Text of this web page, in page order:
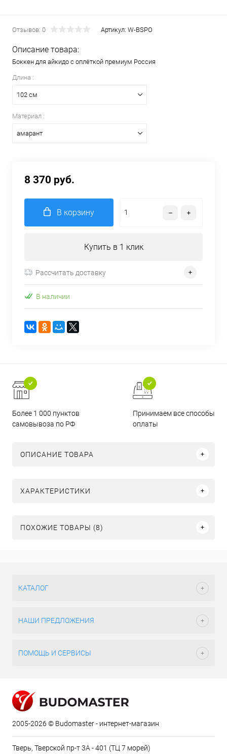
Отзывов: 0 Артикул: W-BSPO
Описание товара:
Боккен для айкидо с оплёткой премиум Россия
Длина :
102 см
Материал :
амарант
8 370 руб.
В корзину
Купить в 1 клик
Рассчитать доставку
В наличии
Более 1 000 пунктов
самовывоза по РФ
Принимаем все способы
оплаты
ОПИСАНИЕ ТОВАРА
ХАРАКТЕРИСТИКИ
ПОХОЖИЕ ТОВАРЫ (8)
КАТАЛОГ
НАШИ ПРЕДЛОЖЕНИЯ
ПОМОЩЬ И СЕРВИСЫ
2005-2026 © Budomaster - интернет-магазин
Тверь, Тверской пр-т 3А - 401 (ТЦ 7 морей)